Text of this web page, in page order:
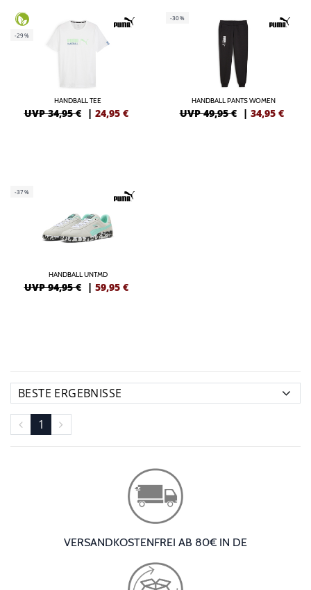
-29%
HANDBALL TEE
UVP 34,95 € | 24,95 €
-30%
HANDBALL PANTS WOMEN
UVP 49,95 € | 34,95 €
-37%
HANDBALL UNTMD
UVP 94,95 € | 59,95 €
1
VERSANDKOSTENFREI AB 80€ IN DE